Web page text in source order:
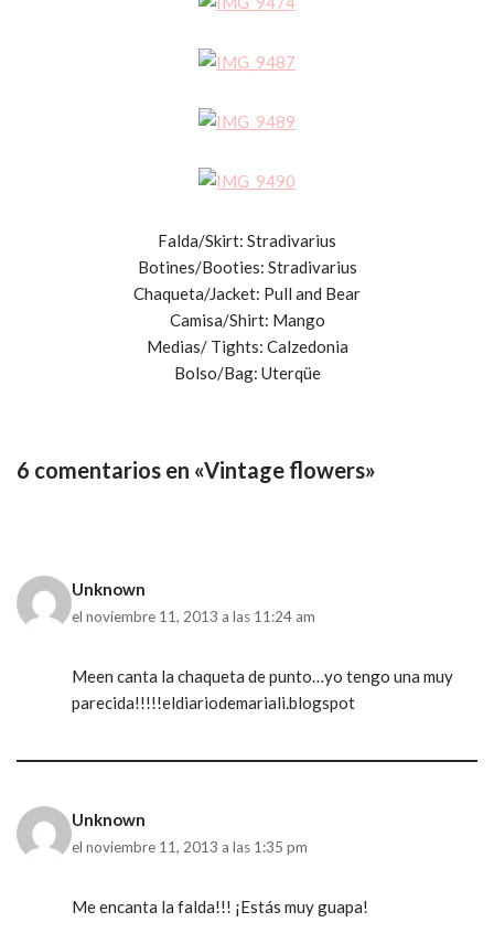
Falda/Skirt: Stradivarius
Botines/Booties: Stradivarius
Chaqueta/Jacket: Pull and Bear
Camisa/Shirt: Mango
Medias/ Tights: Calzedonia
Bolso/Bag: Uterqüe
6 comentarios en «Vintage flowers»
Unknown
el noviembre 11, 2013 a las 11:24 am
Meen canta la chaqueta de punto…yo tengo una muy
parecida!!!!!eldiariodemariali.blogspot
Unknown
el noviembre 11, 2013 a las 1:35 pm
Me encanta la falda!!! ¡Estás muy guapa!